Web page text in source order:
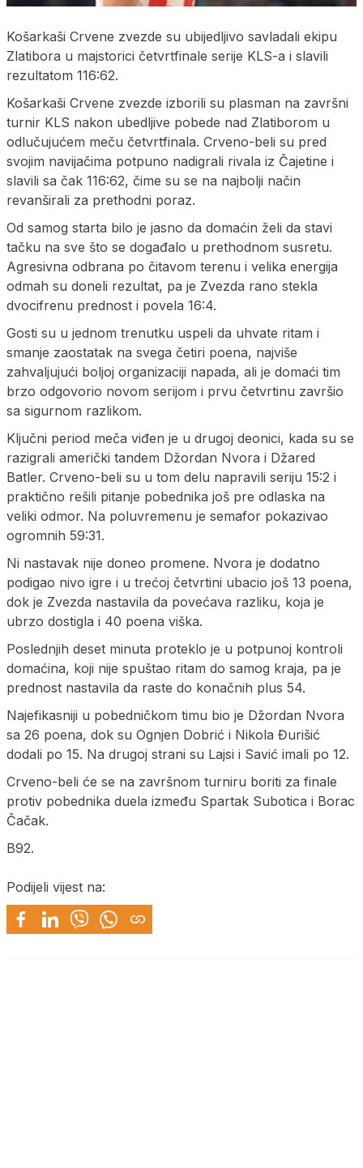
Košarkaši Crvene zvezde su ubijedljivo savladali ekipu
Zlatibora u majstorici četvrtfinale serije KLS-a i slavili
rezultatom 116:62.
Košarkaši Crvene zvezde izborili su plasman na završni
turnir KLS nakon ubedljive pobede nad Zlatiborom u
odlučujućem meču četvrtfinala. Crveno-beli su pred
svojim navijačima potpuno nadigrali rivala iz Čajetine i
slavili sa čak 116:62, čime su se na najbolji način
revanširali za prethodni poraz.
Od samog starta bilo je jasno da domaćin želi da stavi
tačku na sve što se događalo u prethodnom susretu.
Agresivna odbrana po čitavom terenu i velika energija
odmah su doneli rezultat, pa je Zvezda rano stekla
dvocifrenu prednost i povela 16:4.
Gosti su u jednom trenutku uspeli da uhvate ritam i
smanje zaostatak na svega četiri poena, najviše
zahvaljujući boljoj organizaciji napada, ali je domaći tim
brzo odgovorio novom serijom i prvu četvrtinu završio
sa sigurnom razlikom.
Ključni period meča viđen je u drugoj deonici, kada su se
razigrali američki tandem Džordan Nvora i Džared
Batler. Crveno-beli su u tom delu napravili seriju 15:2 i
praktično rešili pitanje pobednika još pre odlaska na
veliki odmor. Na poluvremenu je semafor pokazivao
ogromnih 59:31.
Ni nastavak nije doneo promene. Nvora je dodatno
podigao nivo igre i u trećoj četvrtini ubacio još 13 poena,
dok je Zvezda nastavila da povećava razliku, koja je
ubrzo dostigla i 40 poena viška.
Poslednjih deset minuta proteklo je u potpunoj kontroli
domaćina, koji nije spuštao ritam do samog kraja, pa je
prednost nastavila da raste do konačnih plus 54.
Najefikasniji u pobedničkom timu bio je Džordan Nvora
sa 26 poena, dok su Ognjen Dobrić i Nikola Đurišić
dodali po 15. Na drugoj strani su Lajsi i Savić imali po 12.
Crveno-beli će se na završnom turniru boriti za finale
protiv pobednika duela između Spartak Subotica i Borac
Čačak.
B92.
Podijeli vijest na: